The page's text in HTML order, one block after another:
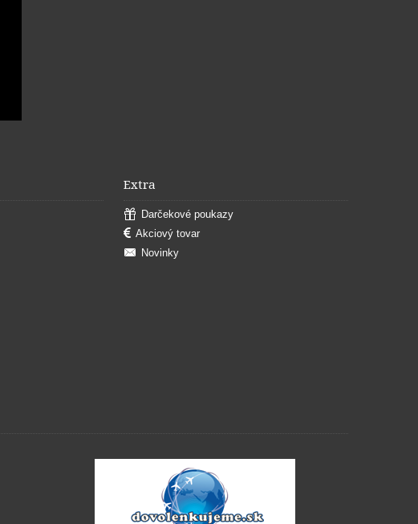
Extra
Darčekové poukazy
Akciový tovar
Novinky